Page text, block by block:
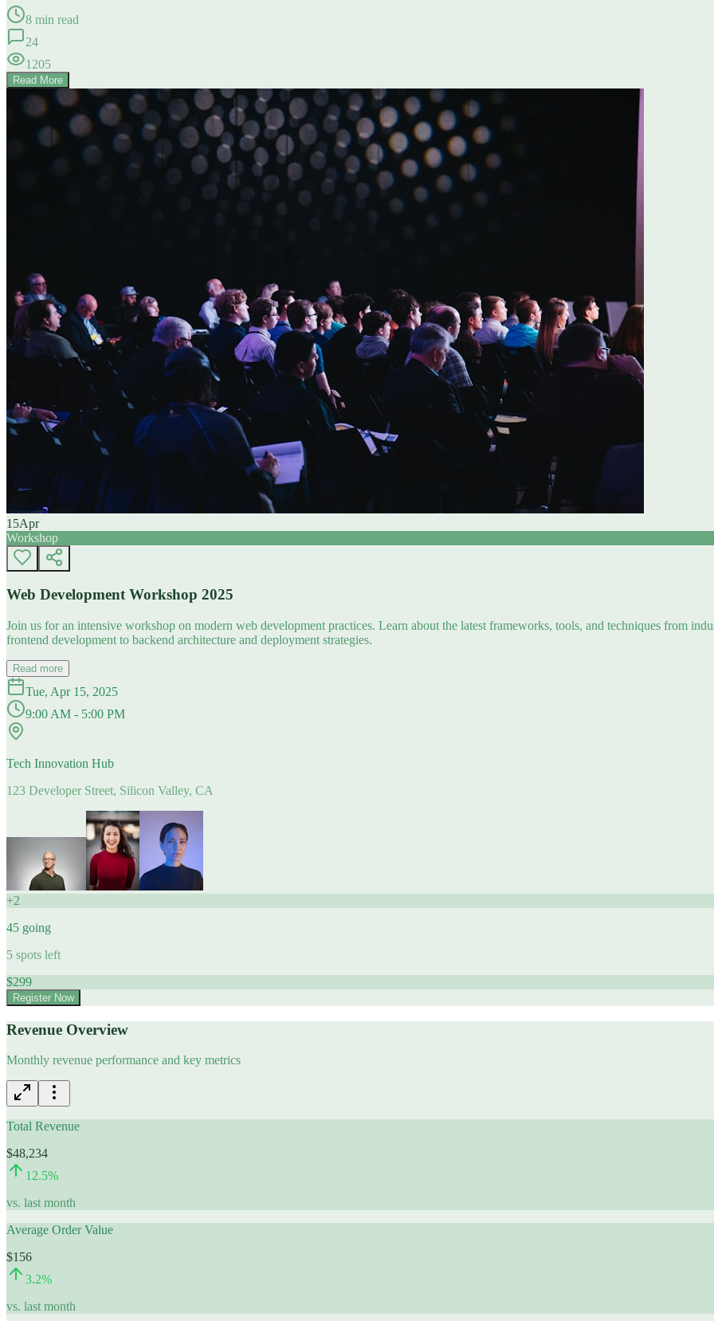
8 min read
24
1205
Read More
15Apr
Workshop
Web Development Workshop 2025
Join us for an intensive workshop on modern web development practices. Learn about the latest frameworks, tools, and techniques from
frontend development to backend architecture and deployment strategies.
Read more
Tue, Apr 15, 2025
9:00 AM - 5:00 PM
Tech Innovation Hub
123 Developer Street, Silicon Valley, CA
+2
45 going
5 spots left
$299
Register Now
Revenue Overview
Monthly revenue performance and key metrics
Total Revenue
$48,234
12.5%
vs. last month
Average Order Value
$156
3.2%
vs. last month